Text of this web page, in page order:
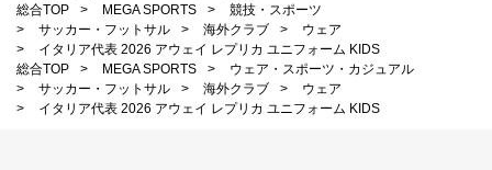
総合TOP
> MEGA SPORTS >
競技・スポーツ
>
サッカー・フットサル > 海外クラブ >
ウェア
>
イタリア代表 2026 アウェイ レプリカ ユニフォーム KIDS
総合TOP
> MEGA SPORTS >
ウェア・スポーツ・カジュアル
>
サッカー・フットサル > 海外クラブ >
ウェア
>
イタリア代表 2026 アウェイ レプリカ ユニフォーム KIDS